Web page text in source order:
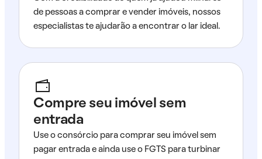
de pessoas a comprar e vender imóveis, nossos
especialistas te ajudarão a encontrar o lar ideal.
Compre seu imóvel sem
entrada
Use o consórcio para comprar seu imóvel sem
pagar entrada e ainda use o FGTS para turbinar